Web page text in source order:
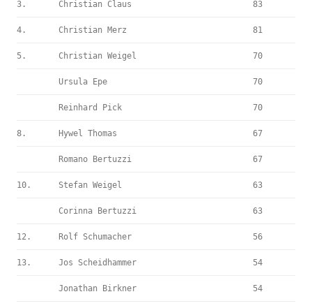
3. Christian Claus 83
4. Christian Merz 81
5. Christian Weigel 70
Ursula Epe 70
Reinhard Pick 70
8. Hywel Thomas 67
Romano Bertuzzi 67
10. Stefan Weigel 63
Corinna Bertuzzi 63
12. Rolf Schumacher 56
13. Jos Scheidhammer 54
Jonathan Birkner 54